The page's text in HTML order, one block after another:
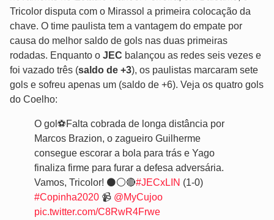
Tricolor disputa com o Mirassol a primeira colocação da
chave. O time paulista tem a vantagem do empate por
causa do melhor saldo de gols nas duas primeiras
rodadas. Enquanto o JEC balançou as redes seis vezes e
foi vazado três (saldo de +3), os paulistas marcaram sete
gols e sofreu apenas um (saldo de +6). Veja os quatro gols
do Coelho:
O gol⚽️Falta cobrada de longa distância por
Marcos Brazion, o zagueiro Guilherme
consegue escorar a bola para trás e Yago
finaliza firme para furar a defesa adversária.
Vamos, Tricolor! ⚫️⚪️🔴#JECxLIN (1-0)
#Copinha2020 📹 @MyCujoo
pic.twitter.com/C8RwR4Frwe